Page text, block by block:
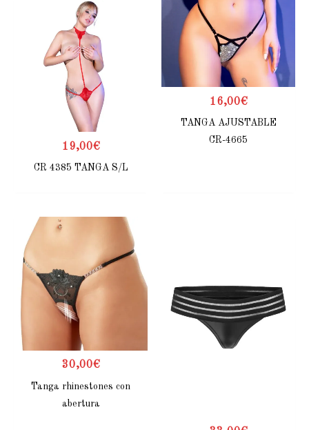
19,00€
CR 4385 TANGA S/L
16,00€
TANGA AJUSTABLE
CR-4665
30,00€
Tanga rhinestones con
abertura